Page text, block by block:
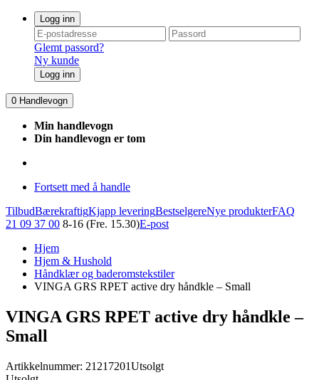
Logg inn
Glemt passord?
Ny kunde
Logg inn
0 Handlevogn
Min handlevogn
Din handlevogn er tom
Fortsett med å handle
TilbudBærekraftigKjapp leveringBestselgereNye produkterFAQ
21 09 37 00 8-16 (Fre. 15.30)E-post
Hjem
Hjem & Hushold
Håndklær og baderomstekstiler
VINGA GRS RPET active dry håndkle – Small
VINGA GRS RPET active dry håndkle –
Small
Artikkelnummer: 21217201Utsolgt